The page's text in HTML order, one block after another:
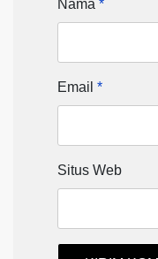
Nama *
Email *
Situs Web